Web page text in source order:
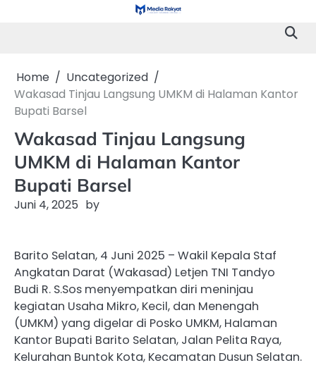
Home
Uncategorized
Wakasad Tinjau Langsung UMKM di Halaman Kantor
Bupati Barsel
Wakasad Tinjau Langsung
UMKM di Halaman Kantor
Bupati Barsel
Juni 4, 2025 by
Barito Selatan, 4 Juni 2025 – Wakil Kepala Staf
Angkatan Darat (Wakasad) Letjen TNI Tandyo
Budi R. S.Sos menyempatkan diri meninjau
kegiatan Usaha Mikro, Kecil, dan Menengah
(UMKM) yang digelar di Posko UMKM, Halaman
Kantor Bupati Barito Selatan, Jalan Pelita Raya,
Kelurahan Buntok Kota, Kecamatan Dusun Selatan.